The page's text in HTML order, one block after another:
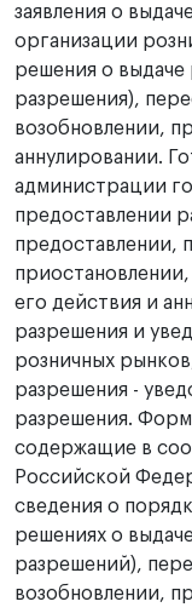
заявления о
организации
решения о выдаче
разрешения),
возобновлении,
аннулировании.
администрации
предоставлении
предоставлении,
его действия и
разрешения и
розничных
разрешения -
разрешения.
содержащие в
Российской
сведения о
решениях о
разрешений),
возобновлении,